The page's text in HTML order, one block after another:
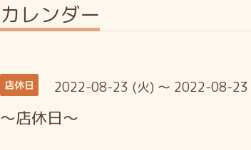
カレンダー
店休日 2022-08-23 (火) ～ 2022-08-23
～店休日～